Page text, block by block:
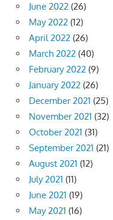
June 2022 (26)
May 2022 (12)
April 2022 (26)
March 2022 (40)
February 2022 (9)
January 2022 (26)
December 2021 (25)
November 2021 (32)
October 2021 (31)
September 2021 (21)
August 2021 (12)
July 2021 (11)
June 2021 (19)
May 2021 (16)